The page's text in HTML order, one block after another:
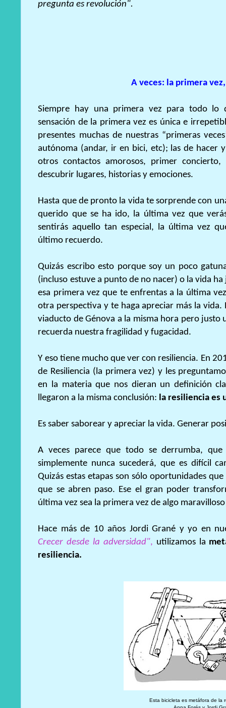
pregunta es revolución".
A veces: la primera
Siempre hay una primera vez para todo lo
sensación de la primera vez es única e
presentes muchas de nuestras “primeras
autónoma (andar, ir en bici, etc); las de hacer
otros contactos amorosos, primer
descubrir lugares, historias y emociones.
Hasta que de pronto la vida te sorprende con
querido que se ha ido, la última vez que
sentirás aquello tan especial, la última vez
último recuerdo.
Quizás escribo esto porque soy un poco
(incluso estuve a punto de no nacer) o la vida
esa primera vez que te enfrentas a la última
otra perspectiva y te haga apreciar más la
viaducto de Génova a la misma hora pero justo
recuerda nuestra fragilidad y fugacidad.
Y eso tiene mucho que ver con resiliencia. En
de Resiliencia (la primera vez) y les
en la materia que nos dieran un definición
llegaron a la misma conclusión: la resiliencia es
Es saber saborear y apreciar la vida. Generar
A veces parece que todo se derrumba, que
simplemente nunca sucederá, que es difícil
Quizás estas etapas son sólo oportunidades
que se abren paso. Ese el gran poder
última vez sea la primera vez de algo
Hace más de 10 años Jordi Grané y yo en
Crecer desde la adversidad", utilizamos la
resiliencia.
Esta bicicleta es metáfora de la